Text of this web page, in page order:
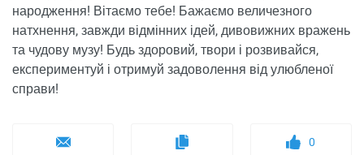
народження! Вітаємо тебе! Бажаємо величезного
натхнення, завжди відмінних ідей, дивовижних вражень
та чудову музу! Будь здоровий, твори і розвивайся,
експериментуй і отримуй задоволення від улюбленої
справи!
0